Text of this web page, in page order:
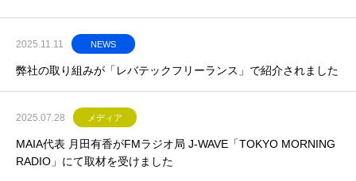
2025.11.11 NEWS
弊社の取り組みが「レバテックフリーランス」で紹介されました
2025.07.28 メディア
MAIA代表 月田有香がFMラジオ局 J-WAVE「TOKYO MORNING
RADIO」にて取材を受けました